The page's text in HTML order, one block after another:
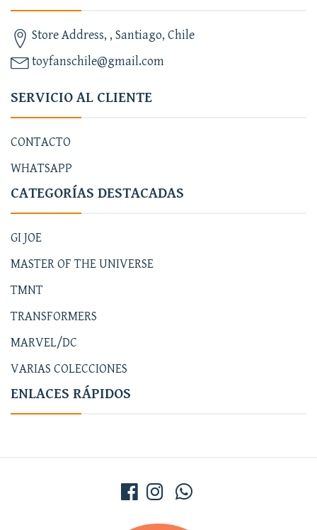
Store Address, , Santiago, Chile
toyfanschile@gmail.com
SERVICIO AL CLIENTE
CONTACTO
WHATSAPP
CATEGORÍAS DESTACADAS
GI JOE
MASTER OF THE UNIVERSE
TMNT
TRANSFORMERS
MARVEL/DC
VARIAS COLECCIONES
ENLACES RÁPIDOS